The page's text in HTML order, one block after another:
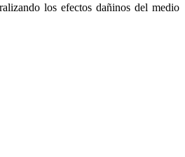
los efectos dañinos del medio